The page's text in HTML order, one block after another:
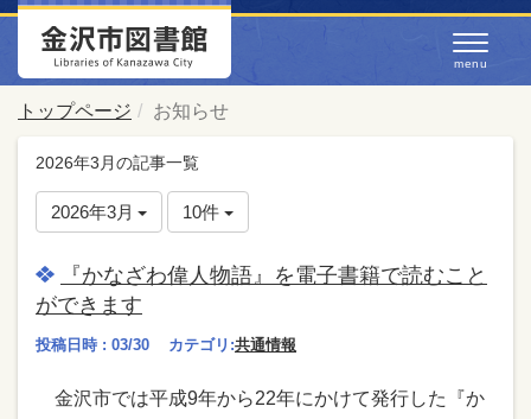
トップページ お知らせ
2026年3月の記事一覧
2026年3月 10件
『かなざわ偉人物語』を電子書籍で読むこと
ができます
投稿日時 : 03/30 カテゴリ:共通情報
金沢市では平成9年から22年にかけて発行した『か